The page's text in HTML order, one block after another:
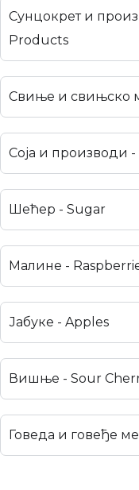
Сунцокрет и
Products
Свиње и свињско
Соја и производи
Шећер - Sugar
Малине -
Јабуке - Apples
Вишње - Sour
Говеда и говеђе